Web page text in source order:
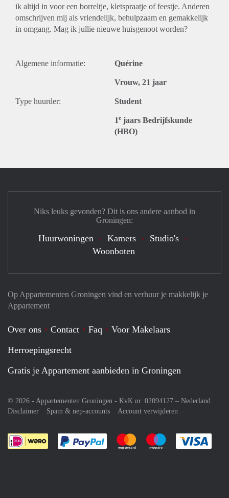
ik altijd in voor een borreltje, kletspraatje of feestje. Anderen
omschrijven mij als vriendelijk, behulpzaam en gemakkelijk
in omgang. Mag ik jullie nieuwe huisgenoot worden?
Algemene informatie: Quérine
Vrouw, 21 jaar
Type huurder: Student
1e jaars Bedrijfskunde
(HBO)
Op Appartementen Groningen vind en verhuur je makkelijk je
Appartement
Over ons Contact Faq
Voor Makelaars
Herroepingsrecht
Gratis je Appartement aanbieden in Groningen
© 2026 - Appartementen Groningen - KvK nr. 02094127 – Nederland
Disclaimer
Spam & nep-accounts Account verwijderen
Je rekent gemakkelijk af met Paypal
Je rekent gemakkelijk af met
Je rekent
Niks leuks gevonden? Dit is ons andere aanbod in
Groningen:
Huurwoningen Kamers
Studio's
Woonboten